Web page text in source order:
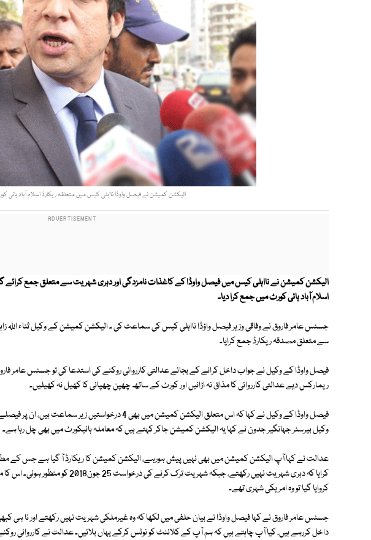
الیکشن کمیشن نے فیصل واوڈا نااہلی کیس میں متعلقہ ریکارڈ اسلام آباد ہائی
الیکشن کمیشن نے نااہلی کیس میں فیصل واوڈا کے کاغذات نامزدگی اور دہری شہریت سے متعلق جمع کرائے
اسلام آباد ہائی کورٹ میں جمع کرا دیا۔
جسٹس عامر فاروق نے وفاقی وزیر فیصل واؤڈا نااہلی کیس کی سماعت کی ۔ الیکشن کمیشن کے وکیل ثناء اللہ
سے متعلق مصدقہ ریکارڈ جمع کرایا۔
فیصل واوڈا کے وکیل نے جواب داخل کرانے کے بجائے عدالتی کارروائی روکنے کی استدعا کی تو جسٹس عامر
ریمارکس دیے عدالتی کارروائی کا مذاق نہ اڑائیں اور کورٹ کے ساتھ چھپن چھپائی کا کھیل نہ کھیلیں۔
فیصل واوڈا کے وکیل نے کہا کہ اس متعلق الیکشن کمیشن میں بھی 4
وکیل بیرسٹر جہانگیر جدون نے کہا یہ الیکشن کمیشن جاکر کہتے ہیں کہ معاملہ ہائیکورٹ میں بھی چل رہا ہے۔
کرایا کہ دہری شہریت نہیں رکھتے، جبکہ شہریت
کروایا گیا تو وہ امریکی شہری تھے۔
جسٹس عامر فاروق نے کہا فیصل واوڈا نے بیان حلفی میں لکھا کہ وہ غیرملکی شہریت نہیں رکھتے اور نا ہی
داخل کررہے ہیں، کیا آپ چاہتے ہیں کہ ہم آپ کے کلائنٹ کو نوٹس کرکے یہاں بلائیں۔ عدالت نے کارروائی